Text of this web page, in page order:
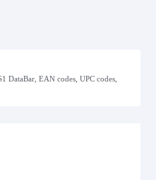
DataBar, EAN codes, UPC codes,